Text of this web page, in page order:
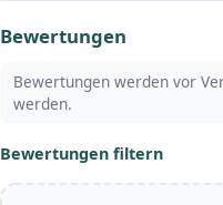
Bewertungen
Bewertungen werden vor
werden.
Bewertungen filtern